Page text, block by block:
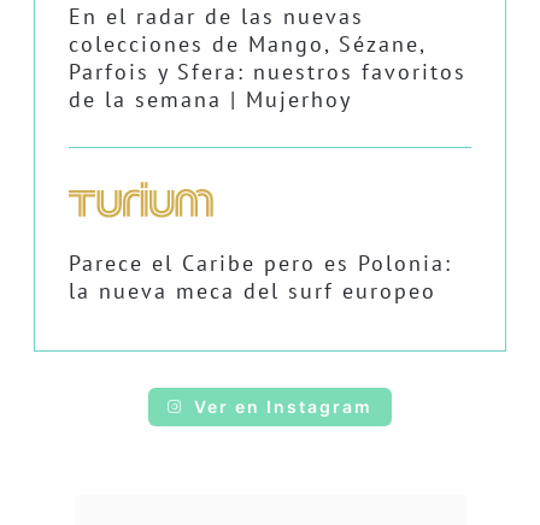
En el radar de las nuevas
colecciones de Mango, Sézane,
Parfois y Sfera: nuestros favoritos
de la semana | Mujerhoy
Parece el Caribe pero es Polonia:
la nueva meca del surf europeo
Ver en Instagram